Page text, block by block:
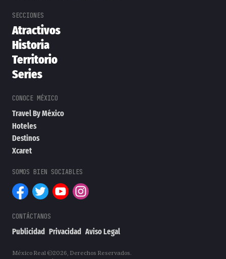
Atractivos
Historia
Territorio
Series
Travel By México
Hoteles
Destinos
Xcaret
Publicidad Privacidad Aviso Legal
México Real ©2026, Derechos Reservados.